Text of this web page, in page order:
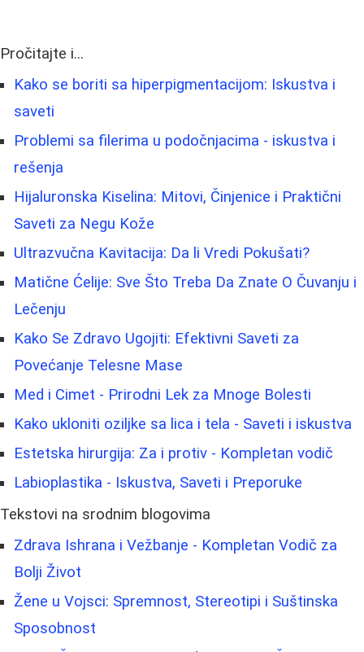
Pročitajte i...
Kako se boriti sa hiperpigmentacijom: Iskustva i
saveti
Problemi sa filerima u podočnjacima - iskustva i
rešenja
Hijaluronska Kiselina: Mitovi, Činjenice i Praktični
Saveti za Negu Kože
Ultrazvučna Kavitacija: Da li Vredi Pokušati?
Matične Ćelije: Sve Što Treba Da Znate O Čuvanju i
Lečenju
Kako Se Zdravo Ugojiti: Efektivni Saveti za
Povećanje Telesne Mase
Med i Cimet - Prirodni Lek za Mnoge Bolesti
Kako ukloniti oziljke sa lica i tela - Saveti i iskustva
Estetska hirurgija: Za i protiv - Kompletan vodič
Labioplastika - Iskustva, Saveti i Preporuke
Tekstovi na srodnim blogovima
Zdrava Ishrana i Vežbanje - Kompletan Vodič za
Bolji Život
Žene u Vojsci: Spremnost, Stereotipi i Suštinska
Sposobnost